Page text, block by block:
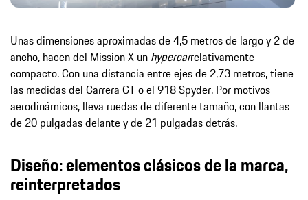
Unas dimensiones aproximadas de 4,5 metros de largo y 2 de
ancho, hacen del Mission X un hypercarrelativamente
compacto. Con una distancia entre ejes de 2,73 metros, tiene
las medidas del Carrera GT o el 918 Spyder. Por motivos
aerodinámicos, lleva ruedas de diferente tamaño, con llantas
de 20 pulgadas delante y de 21 pulgadas detrás.
Diseño: elementos clásicos de la marca,
reinterpretados